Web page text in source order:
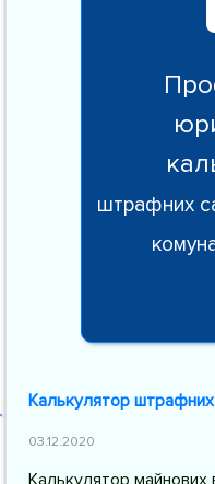
штрафних
Калькулятор штрафних
03.12.2020
Калькулятор майнових